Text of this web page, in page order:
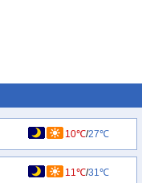
10℃/27℃
11℃/31℃